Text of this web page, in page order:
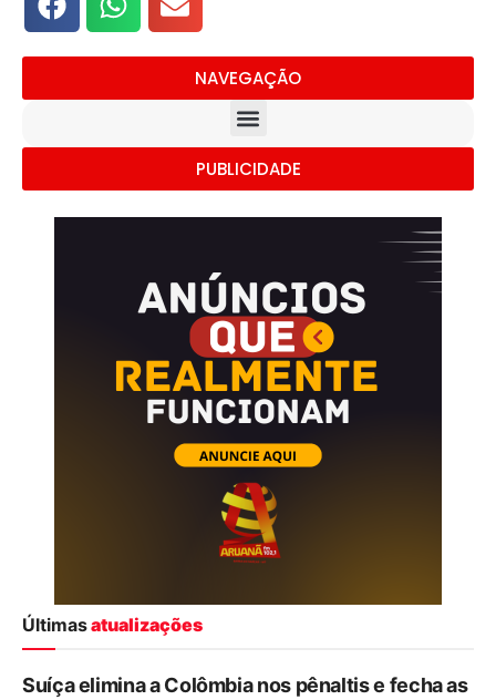
NAVEGAÇÃO
PUBLICIDADE
Últimasatualizações
Suíça elimina a Colômbia nos pênaltis e fecha as